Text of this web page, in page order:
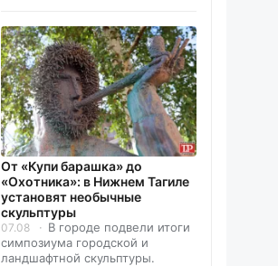
От «Купи барашка» до
«Охотника»: в Нижнем Тагиле
установят необычные
скульптуры
07.08
В городе подвели итоги
симпозиума городской и
ландшафтной скульптуры.